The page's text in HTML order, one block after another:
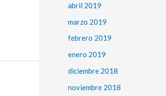
abril 2019
marzo 2019
febrero 2019
enero 2019
diciembre 2018
noviembre 2018